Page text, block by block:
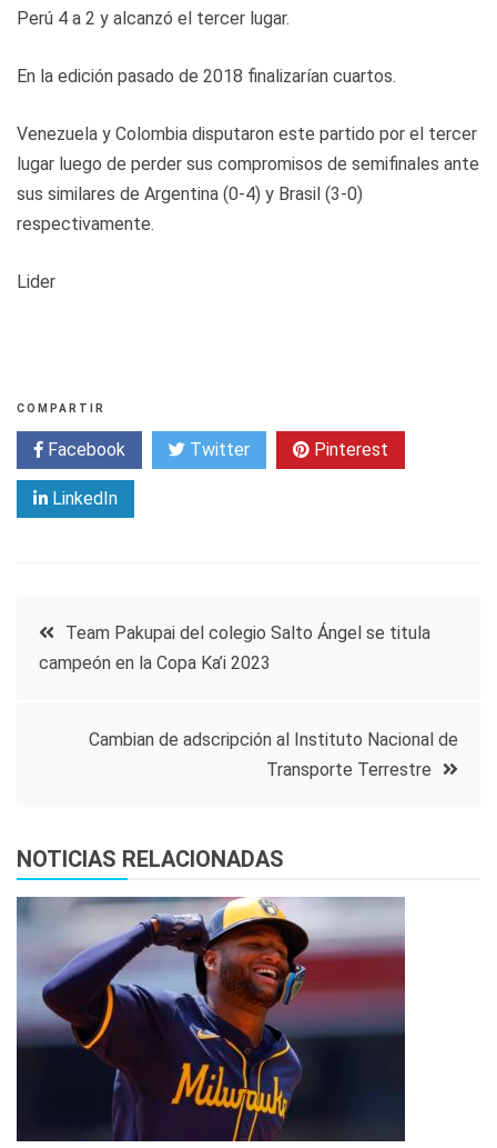
Perú 4 a 2 y alcanzó el tercer lugar.
En la edición pasado de 2018 finalizarían cuartos.
Venezuela y Colombia disputaron este partido por el tercer
lugar luego de perder sus compromisos de semifinales ante
sus similares de Argentina (0-4) y Brasil (3-0)
respectivamente.
Lider
COMPARTIR
Facebook Twitter Pinterest
LinkedIn
Navegación
entradas
Team Pakupai del colegio Salto Ángel se titula
campeón en la Copa Ka’i 2023
Cambian de adscripción al Instituto Nacional de
Transporte Terrestre
NOTICIAS RELACIONADAS